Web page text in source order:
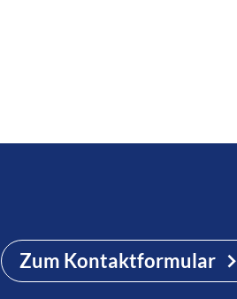
Zum Kontaktformular